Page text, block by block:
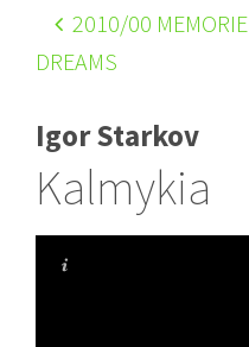
2010/00
DREAMS
Igor Starkov
Kalmykia